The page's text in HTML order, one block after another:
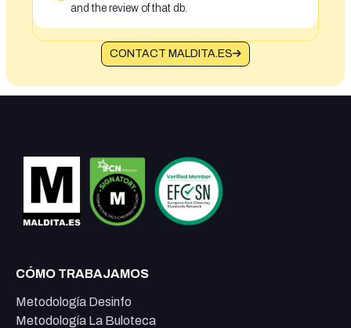
and the review of that db.
CONTACT MALDITA.ES
CÓMO TRABAJAMOS
Metodología Desinfo
Metodología La Buloteca